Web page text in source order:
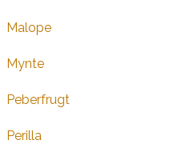
Malope
Mynte
Peberfrugt
Perilla